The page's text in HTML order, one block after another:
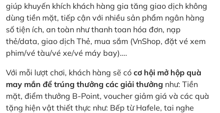
giúp khuyến khích khách hàng gia tăng giao dịch không
dùng tiền mặt, tiếp cận với nhiều sản phẩm ngân hàng
số tiện ích, an toàn như thanh toan hóa đơn, nạp
thẻ/data, giao dịch Thẻ, mua sắm (VnShop, đặt vé xem
phim/vé tàu/vé xe/vé máy bay)….
Với mỗi lượt chơi, khách hàng sẽ có cơ hội mở hộp quà
may mắn để trúng thưởng các giải thưởng như: Tiền
mặt, điểm thưởng B-Point, voucher giảm giá và các quà
tặng hiện vật thiết thực như: Bếp từ Hafele, tai nghe